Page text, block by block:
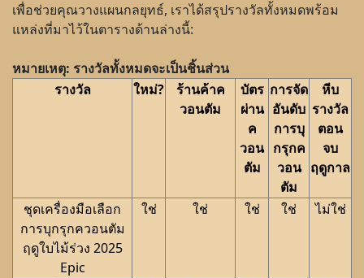
เพื่อช่วยคุณวางแผนกลยุทธ์, เราได้สรุปรางวัลทั้งหมดพร้อม
แหล่งที่มาไว้ในตารางด้านล่างนี้:
หมายเหตุ: รางวัลทั้งหมดจะเป็นชิ้นส่วน
รางวัล
ใหม่?
ร้านค้าค
วอนตัม
บัตร
ผ่าน
ค
วอน
ตัม
การจัด
อันดับ
การบุ
กรุกค
วอน
ตัม
หีบ
รางวัล
ตอน
จบ
ฤดูกาล
ชุดเครื่องมือเลือก
การบุกรุกควอนตัม
ฤดูใบไม้ร่วง 2025
Epic
ใช่ ใช่ ใช่ ใช่ ไม่ใช่